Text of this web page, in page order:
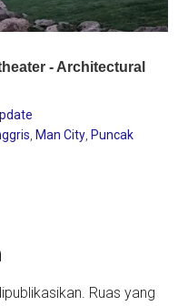
Man City Puncak
Ruas yang